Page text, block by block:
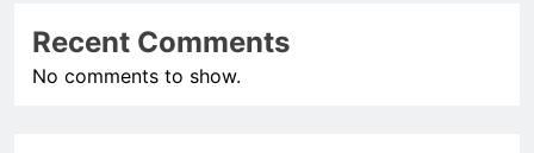
Recent Comments
No comments to show.